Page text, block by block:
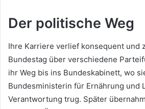
Der politische Weg
Ihre Karriere verlief konsequent und
Bundestag über verschiedene
ihr Weg bis ins Bundeskabinett, wo
Bundesministerin für Ernährung und
Verantwortung trug. Später